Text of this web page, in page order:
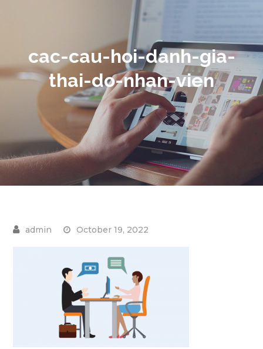
cac-cau-hoi-danh-gia-
thai-do-nhan-vien
October 19, 2022